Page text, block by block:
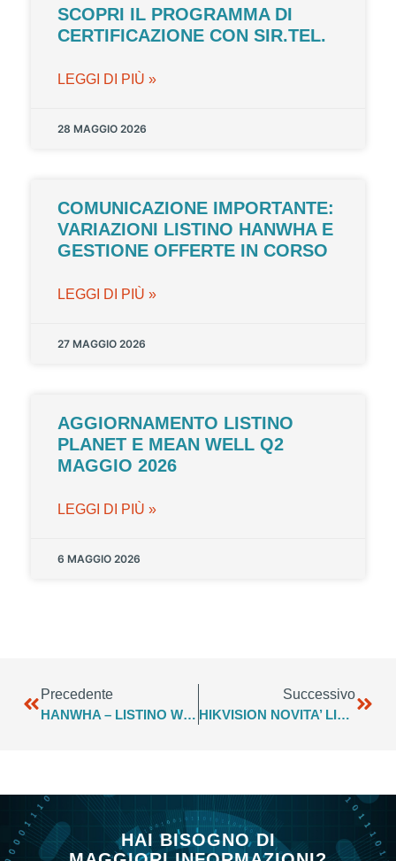
SCOPRI IL PROGRAMMA DI
CERTIFICAZIONE CON SIR.TEL.
LEGGI DI PIÙ »
28 MAGGIO 2026
COMUNICAZIONE IMPORTANTE:
VARIAZIONI LISTINO HANWHA E
GESTIONE OFFERTE IN CORSO
LEGGI DI PIÙ »
27 MAGGIO 2026
AGGIORNAMENTO LISTINO
PLANET E MEAN WELL Q2
MAGGIO 2026
LEGGI DI PIÙ »
6 MAGGIO 2026
Precedente
HANWHA – LISTINO WISENET CCTV – APRILE 2022
Successivo
HIKVISION NOVITA’ LISTINO PRO EXPERT APRILE 2022
HAI BISOGNO DI